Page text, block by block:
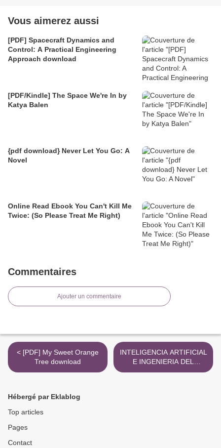
Vous aimerez aussi
[PDF] Spacecraft Dynamics and
Control: A Practical Engineering
Approach download
[PDF/Kindle] The Space We're In by
Katya Balen
{pdf download} Never Let You Go: A
Novel
Online Read Ebook You Can't Kill Me
Twice: (So Please Treat Me Right)
Commentaires
Ajouter un commentaire
< [PDF] My Sweet Orange
Tree download
INTELIGENCIA ARTIFICIAL
E INGENIERIA DEL
CONOCIMIENTO EBOOK |
Hébergé par Eklablog
Top articles
Pages
Contact